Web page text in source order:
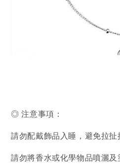
◎ 注意事項：
請勿配戴飾品入睡，避免拉扯
請勿將香水或化學物品噴灑及